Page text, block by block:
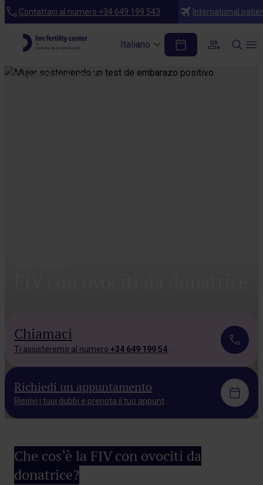
Contattaci al numero +34 649 199 543 International
Italiano
Fecondazione in vitro (FIV)
Chiamaci
Ti assisteremo al numero +34 649 199 543.
Richiedi un appuntamento
Che cos’è la FIV con ovociti da
donatrice?